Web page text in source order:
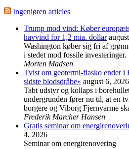
Ingeniøren articles
Trump mod vind: Køber
havvind for 1,2 mia. dollar
Washington køber sig fri af
i stedet mod fossile investeringer.
Morten Madsen
Tvist om geotermi-fiasko ender
sidste blodsdråbe« august 6, 2026
Tabt udstyr og kollaps i
undergrunden fører nu til, at en
borgere og Viborg Fjernvarme
Frederik Marcher Hansen
Gratis seminar om
4, 2026
Seminar om energirenovering